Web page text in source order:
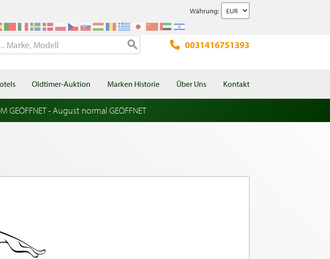
Währung:
0031416751393
Oldtimer-Auktion Marken Historie Über Uns Kontakt
- August normal GEÖFFNET